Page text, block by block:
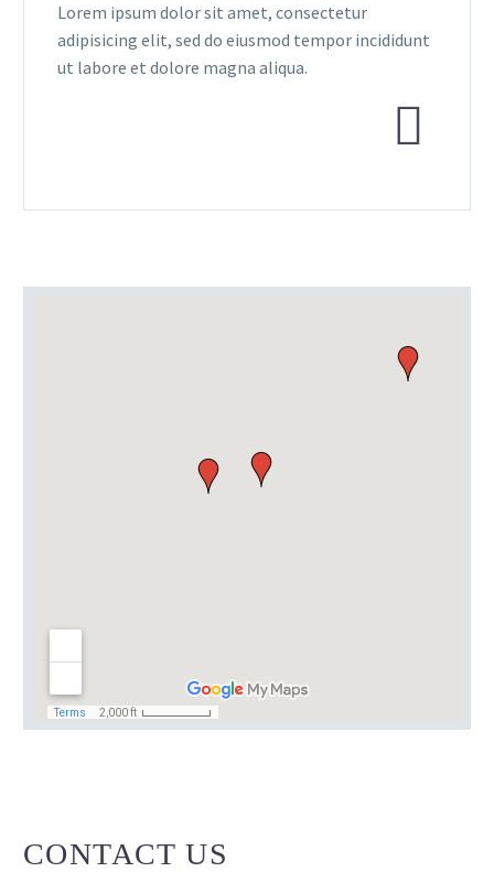
Lorem ipsum dolor sit amet, consectetur
adipisicing elit, sed do eiusmod tempor incididunt
ut labore et dolore magna aliqua.


CONTACT US